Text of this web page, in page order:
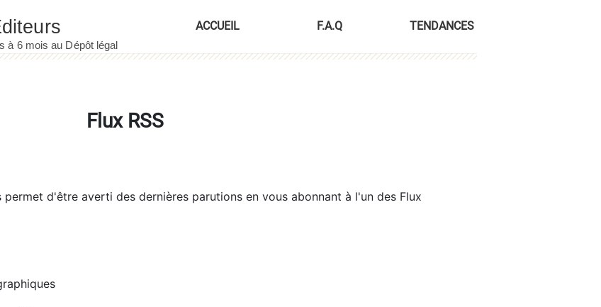
ACCUEIL F.A.Q TENDANCES
Flux RSS
permet d'être averti des dernières parutions en vous abonnant à l'un des Flux